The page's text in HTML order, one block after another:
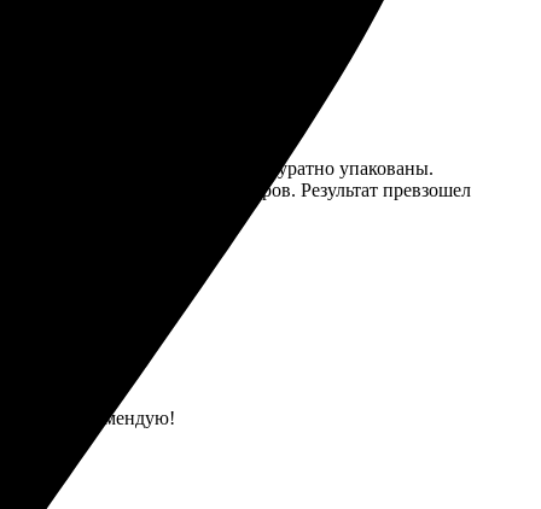
очень быстро, все элементы аккуратно упакованы.
с выбором формата и размеров. Результат превзошел
яркие. Рекомендую!